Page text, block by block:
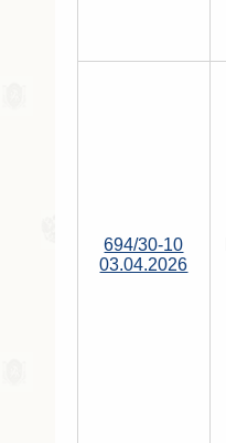
694/30-10
03.04.2026